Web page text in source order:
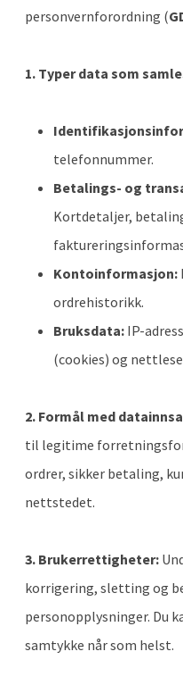
personvernforordning (
1. Typer data som
telefonnummer.
Betalings- og
Kortdetaljer,
Kontoinformasjon:
ordrehistorikk.
Bruksdata: IP-
(cookies) og
2. Formål med
til legitime
ordrer, sikker betaling,
nettstedet.
3. Brukerrettigheter:
korrigering, sletting og
personopplysninger. Du
samtykke når som helst.